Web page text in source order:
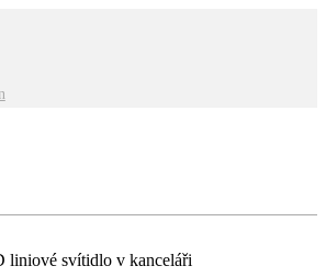
liniové svítidlo v kanceláři